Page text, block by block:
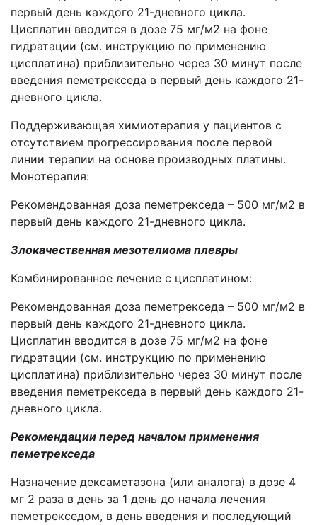
первый день каждого 21-дневного цикла.
Цисплатин вводится в дозе 75 мг/м2 на фоне
гидратации (см. инструкцию по применению
цисплатина) приблизительно через 30 минут после
введения пеметрекседа в первый день каждого 21-
дневного цикла.
Поддерживающая химиотерапия у пациентов с
отсутствием прогрессирования после первой
линии терапии на основе производных платины.
Монотерапия:
Рекомендованная доза пеметрекседа – 500 мг/м2 в
первый день каждого 21-дневного цикла.
Злокачественная мезотелиома плевры
Комбинированное лечение с цисплатином:
Рекомендованная доза пеметрекседа – 500 мг/м2 в
первый день каждого 21-дневного цикла.
Цисплатин вводится в дозе 75 мг/м2 на фоне
гидратации (см. инструкцию по применению
цисплатина) приблизительно через 30 минут после
введения пеметрекседа в первый день каждого 21-
дневного цикла.
Рекомендации перед началом применения
пеметрекседа
Назначение дексаметазона (или аналога) в дозе 4
мг 2 раза в день за 1 день до начала лечения
пеметрекседом, в день введения и последующий